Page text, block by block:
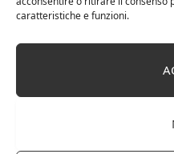
caratteristiche e funzioni.
Bottiglia Numerata,